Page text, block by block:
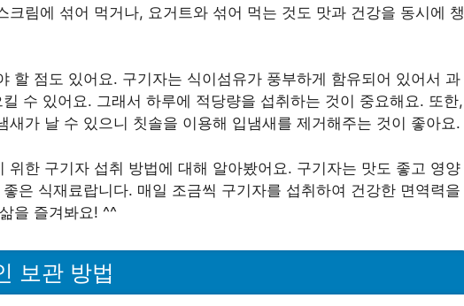
크림에 섞어 먹거나, 요거트와 섞어 먹는 것도 맛과 건강을 동시에 챙
할 점도 있어요. 구기자는 식이섬유가 풍부하게 함유되어 있어서 과
수 있어요. 그래서 하루에 적당량을 섭취하는 것이 중요해요. 또한,
새가 날 수 있으니 칫솔을 이용해 입냄새를 제거해주는 것이 좋아요.
위한 구기자 섭취 방법에 대해 알아봤어요. 구기자는 맛도 좋고 영양
은 식재료랍니다. 매일 조금씩 구기자를 섭취하여 건강한 면역력을
을 즐겨봐요! ^^
보관 방법